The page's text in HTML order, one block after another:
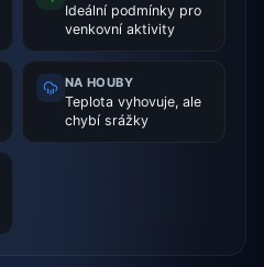
Ideální podmínky pro
venkovní aktivity
NA HOUBY
Teplota vyhovuje, ale
chybí srážky